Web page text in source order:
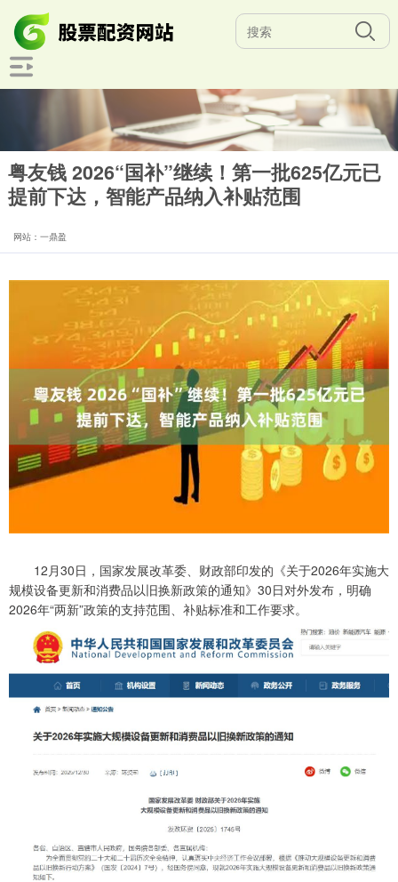
粤友钱 2026“国补”继续！第一批625亿元已
提前下达，智能产品纳入补贴范围
网站：一鼎盈
12月30日，国家发展改革委、财政部印发的《关于2026年实施大
规模设备更新和消费品以旧换新政策的通知》30日对外发布，明确
2026年“两新”政策的支持范围、补贴标准和工作要求。